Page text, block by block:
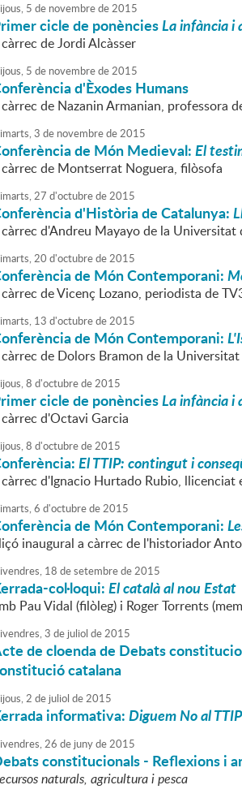
5 de novembrede2015
cicle de ponènciesLa infància i
de Jordi Alcàsser
5 de novembrede2015
d'Èxodes Humans
de Nazanin Armanian, professora
3 de novembrede2015
de Món Medieval:El
de Montserrat Noguera, filòsofa
27 d'octubrede2015
d'Història de Catalunya:
d'Andreu Mayayo de la Universitat
20 d'octubrede2015
de Món Contemporani:
de Vicenç Lozano, periodista de
13 d'octubrede2015
de Món Contemporani:
de Dolors Bramon de la
8 d'octubrede2015
cicle de ponènciesLa infància i
d'Octavi Garcia
8 d'octubrede2015
El TTIP: contingut i
d'Ignacio Hurtado Rubio, llicenciat
6 d'octubrede2015
de Món Contemporani:
inaugural a càrrec de l'historiador
18 desetembrede2015
col·loqui:El català al nou Estat
Pau Vidal (filòleg) i Roger Torrents
3 de juliol de2015
de cloenda de Debats
catalana
2 de juliol de2015
informativa:Diguem No al TTIP
26 de junyde2015
constitucionals - Reflexions i
naturals, agricultura i pesca